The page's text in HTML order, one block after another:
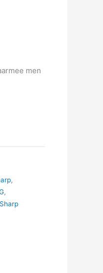
men
,
,